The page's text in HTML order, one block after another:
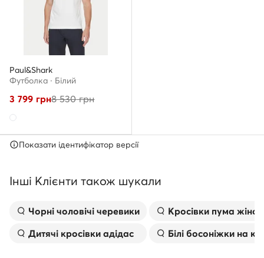
Paul&Shark
Футболка · Білий
3 799 грн8 530грн
Показати ідентифікатор версії
Інші Клієнти також шукали
Чорні чоловічі черевики
Дитячі кросівки адідас
Kросівки пума
Білі босоніжки на